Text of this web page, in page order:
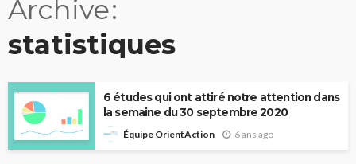
Archive
statistiques
6 études qui ont attiré notre attention dans
la semaine du 30 septembre 2020
Équipe OrientAction 6 ans ago